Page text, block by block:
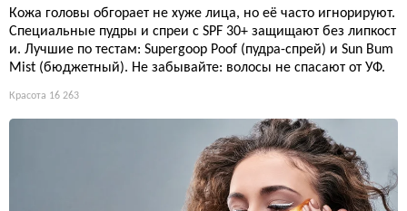
Кожа головы обгорает не хуже лица, но её часто игнорируют.
Специальные пудры и спреи с SPF 30+ защищают без липкост
и. Лучшие по тестам: Supergoop Poof (пудра-спрей) и Sun Bum
Mist (бюджетный). Не забывайте: волосы не спасают от УФ.
Красота 16 263